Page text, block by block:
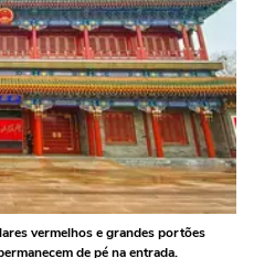
vermelhos e grandes portões
de pé na entrada.